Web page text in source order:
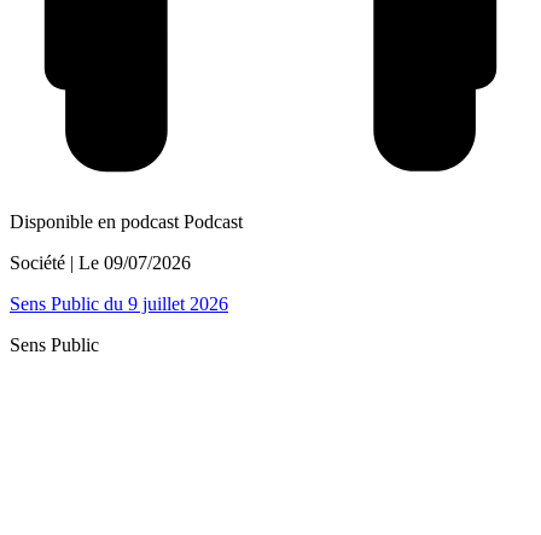
Disponible en podcast Podcast
Société | Le 09/07/2026
Sens Public du 9 juillet 2026
Sens Public